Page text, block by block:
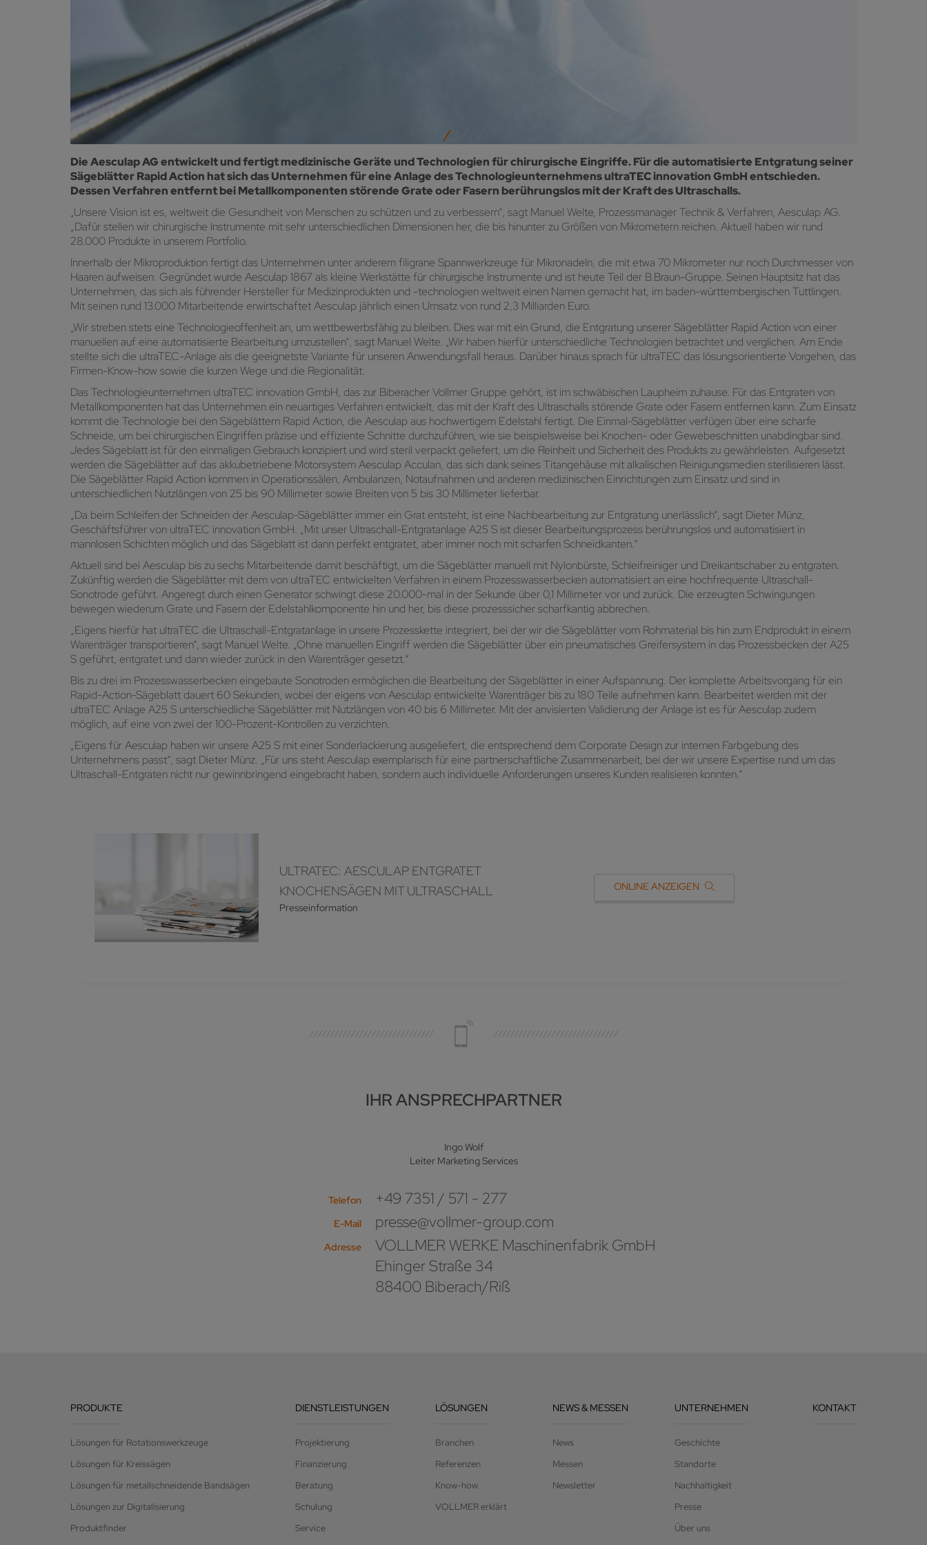
Die Aesculap AG entwickelt und fertigt medizinische Geräte und Technologien für chirurgische Eingriffe. Für die automatisierte Entgratung seiner
Sägeblätter Rapid Action hat sich das Unternehmen für eine Anlage des Technologieunternehmens ultraTEC innovation GmbH entschieden.
Dessen Verfahren entfernt bei Metallkomponenten störende Grate oder Fasern berührungslos mit der Kraft des Ultraschalls.
„Unsere Vision ist es, weltweit die Gesundheit von Menschen zu schützen und zu verbessern“, sagt Manuel Welte, Prozessmanager Technik & Verfahren, Aesculap AG.
„Dafür stellen wir chirurgische Instrumente mit sehr unterschiedlichen Dimensionen her, die bis hinunter zu Größen von Mikrometern reichen. Aktuell haben wir rund
28.000 Produkte in unserem Portfolio.
Innerhalb der Mikroproduktion fertigt das Unternehmen unter anderem filigrane Spannwerkzeuge für Mikronadeln, die mit etwa 70 Mikrometer nur noch Durchmesser von
Haaren aufweisen. Gegründet wurde Aesculap 1867 als kleine Werkstätte für chirurgische Instrumente und ist heute Teil der B.Braun-Gruppe. Seinen Hauptsitz hat das
Unternehmen, das sich als führender Hersteller für Medizinprodukten und -technologien weltweit einen Namen gemacht hat, im baden-württembergischen Tuttlingen.
Mit seinen rund 13.000 Mitarbeitende erwirtschaftet Aesculap jährlich einen Umsatz von rund 2,3 Milliarden Euro.
„Wir streben stets eine Technologieoffenheit an, um wettbewerbsfähig zu bleiben. Dies war mit ein Grund, die Entgratung unserer Sägeblätter Rapid Action von einer
manuellen auf eine automatisierte Bearbeitung umzustellen“, sagt Manuel Welte. „Wir haben hierfür unterschiedliche Technologien betrachtet und verglichen. Am Ende
stellte sich die ultraTEC-Anlage als die geeignetste Variante für unseren Anwendungsfall heraus. Darüber hinaus sprach für ultraTEC das lösungsorientierte Vorgehen, das
Firmen-Know-how sowie die kurzen Wege und die Regionalität.
Das Technologieunternehmen ultraTEC innovation GmbH, das zur Biberacher Vollmer Gruppe gehört, ist im schwäbischen Laupheim zuhause. Für das Entgraten von
Metallkomponenten hat das Unternehmen ein neuartiges Verfahren entwickelt, das mit der Kraft des Ultraschalls störende Grate oder Fasern entfernen kann. Zum Einsatz
kommt die Technologie bei den Sägeblättern Rapid Action, die Aesculap aus hochwertigem Edelstahl fertigt. Die Einmal-Sägeblätter verfügen über eine scharfe
Schneide, um bei chirurgischen Eingriffen präzise und effiziente Schnitte durchzuführen, wie sie beispielsweise bei Knochen- oder Gewebeschnitten unabdingbar sind.
Jedes Sägeblatt ist für den einmaligen Gebrauch konzipiert und wird steril verpackt geliefert, um die Reinheit und Sicherheit des Produkts zu gewährleisten. Aufgesetzt
werden die Sägeblätter auf das akkubetriebene Motorsystem Aesculap Acculan, das sich dank seines Titangehäuse mit alkalischen Reinigungsmedien sterilisieren lässt.
Die Sägeblätter Rapid Action kommen in Operationssälen, Ambulanzen, Notaufnahmen und anderen medizinischen Einrichtungen zum Einsatz und sind in
unterschiedlichen Nutzlängen von 25 bis 90 Millimeter sowie Breiten von 5 bis 30 Millimeter lieferbar.
„Da beim Schleifen der Schneiden der Aesculap-Sägeblätter immer ein Grat entsteht, ist eine Nachbearbeitung zur Entgratung unerlässlich“, sagt Dieter Münz,
Geschäftsführer von ultraTEC innovation GmbH. „Mit unser Ultraschall-Entgratanlage A25 S ist dieser Bearbeitungsprozess berührungslos und automatisiert in
mannlosen Schichten möglich und das Sägeblatt ist dann perfekt entgratet, aber immer noch mit scharfen Schneidkanten.“
Aktuell sind bei Aesculap bis zu sechs Mitarbeitende damit beschäftigt, um die Sägeblätter manuell mit Nylonbürste, Schleifreiniger und Dreikantschaber zu entgraten.
Zukünftig werden die Sägeblätter mit dem von ultraTEC entwickelten Verfahren in einem Prozesswasserbecken automatisiert an eine hochfrequente Ultraschall-
Sonotrode geführt. Angeregt durch einen Generator schwingt diese 20.000-mal in der Sekunde über 0,1 Millimeter vor und zurück. Die erzeugten Schwingungen
bewegen wiederum Grate und Fasern der Edelstahlkomponente hin und her, bis diese prozesssicher scharfkantig abbrechen.
„Eigens hierfür hat ultraTEC die Ultraschall-Entgratanlage in unsere Prozesskette integriert, bei der wir die Sägeblätter vom Rohmaterial bis hin zum Endprodukt in einem
Warenträger transportieren“, sagt Manuel Welte. „Ohne manuellen Eingriff werden die Sägeblätter über ein pneumatisches Greifersystem in das Prozessbecken der A25
S geführt, entgratet und dann wieder zurück in den Warenträger gesetzt.“
Bis zu drei im Prozesswasserbecken eingebaute Sonotroden ermöglichen die Bearbeitung der Sägeblätter in einer Aufspannung. Der komplette Arbeitsvorgang für ein
Rapid-Action-Sägeblatt dauert 60 Sekunden, wobei der eigens von Aesculap entwickelte Warenträger bis zu 180 Teile aufnehmen kann. Bearbeitet werden mit der
ultraTEC Anlage A25 S unterschiedliche Sägeblätter mit Nutzlängen von 40 bis 6 Millimeter. Mit der anvisierten Validierung der Anlage ist es für Aesculap zudem
möglich, auf eine von zwei der 100-Prozent-Kontrollen zu verzichten.
„Eigens für Aesculap haben wir unsere A25 S mit einer Sonderlackierung ausgeliefert, die entsprechend dem Corporate Design zur internen Farbgebung des
Unternehmens passt“, sagt Dieter Münz. „Für uns steht Aesculap exemplarisch für eine partnerschaftliche Zusammenarbeit, bei der wir unsere Expertise rund um das
Ultraschall-Entgraten nicht nur gewinnbringend eingebracht haben, sondern auch individuelle Anforderungen unseres Kunden realisieren konnten.“
ULTRATEC: AESCULAP ENTGRATET
KNOCHENSÄGEN MIT ULTRASCHALL
Presseinformation
ONLINE ANZEIGEN
IHR ANSPRECHPARTNER
Ingo Wolf
Leiter Marketing Services
Telefon +49 7351 / 571 - 277
E-Mail presse@vollmer-group.com
Adresse
VOLLMER WERKE Maschinenfabrik GmbH
Ehinger Straße 34
88400 Biberach/Riß
PRODUKTE
Lösungen für Rotationswerkzeuge
Lösungen für Kreissägen
Lösungen für metallschneidende Bandsägen
Lösungen zur Digitalisierung
Produktfinder
DIENSTLEISTUNGEN
Projektierung
Finanzierung
Beratung
Schulung
Service
LÖSUNGEN
Branchen
Referenzen
Know-how
VOLLMER erklärt
NEWS & MESSEN
News
Messen
Newsletter
UNTERNEHMEN
Geschichte
Standorte
Nachhaltigkeit
Presse
Über uns
KONTAKT